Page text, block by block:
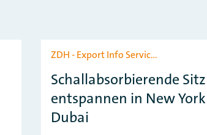
ZDH - Export Info Servic…
Schallabsorbierende
entspannen in New
Dubai